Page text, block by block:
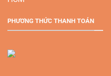
PHƯƠNG THỨC THANH TOÁN